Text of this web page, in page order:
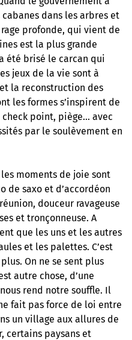
dans les arbres et
profonde, qui vient de
est la plus grande
été brisé le carcan qui
jeux de la vie sont à
la reconstruction des
les formes s’inspirent de
check point, piège… avec
par le soulèvement en
moments de joie sont
de saxo et d’accordéon
douceur ravageuse
et tronçonneuse. A
que les uns et les autres
et les palettes. C’est
On ne se sent plus
autre chose, d’une
rend notre souffle. Il
fait pas force de loi entre
un village aux allures de
certains paysans et